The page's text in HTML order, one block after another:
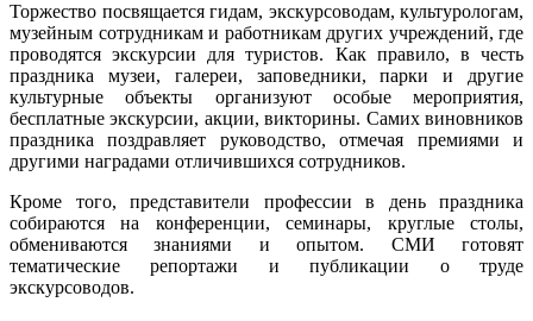
Торжество посвящается гидам, экскурсоводам, культурологам,
музейным сотрудникам и работникам других учреждений, где
проводятся экскурсии для туристов. Как правило, в честь
праздника музеи, галереи, заповедники, парки и другие
культурные объекты организуют особые мероприятия,
бесплатные экскурсии, акции, викторины. Самих виновников
праздника поздравляет руководство, отмечая премиями и
другими наградами отличившихся сотрудников.
Кроме того, представители профессии в день праздника
собираются на конференции, семинары, круглые столы,
обмениваются знаниями и опытом. СМИ готовят
тематические репортажи и публикации о труде
экскурсоводов.